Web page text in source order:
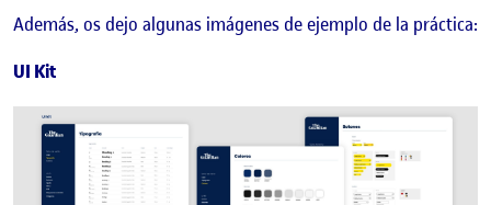
Además, os dejo algunas imágenes de ejemplo de la práctica:
UI Kit